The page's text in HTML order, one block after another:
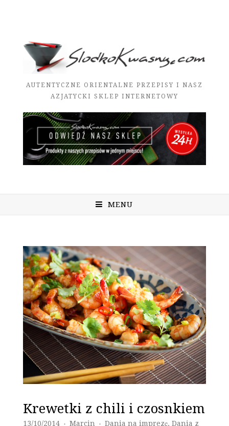
AUTENTYCZNE ORIENTALNE PRZEPISY I NASZ
AZJATYCKI SKLEP INTERNETOWY
MENU
Krewetki z chili i czosnkiem
13/10/2014 ♦ Marcin ♦ Dania na imprezę, Dania z